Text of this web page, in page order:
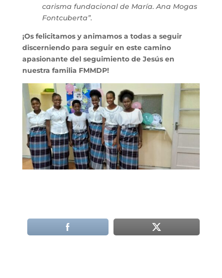
carisma fundacional de María. Ana Mogas
Fontcuberta”.
¡Os felicitamos y animamos a todas a seguir
discerniendo para seguir en este camino
apasionante del seguimiento de Jesús en
nuestra familia FMMDP!